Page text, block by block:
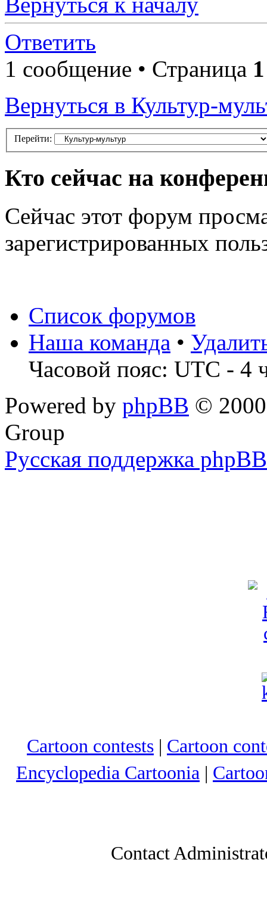
Ответить
1 сообщение • Страница 1
Вернуться в Культур-
Перейти:
Кто сейчас на
Сейчас этот форум
зарегистрированных
Список форумов
Наша команда •
Часовой пояс: UTC - 4
Powered by phpBB ©
Group
Русская поддержка phpBB
Cartoon contests | Cartoon
Encyclopedia Cartoonia |
Contact